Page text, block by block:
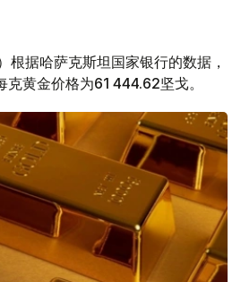
根据哈萨克斯坦国家银行的数据，
黄金价格为61 444.62坚戈。